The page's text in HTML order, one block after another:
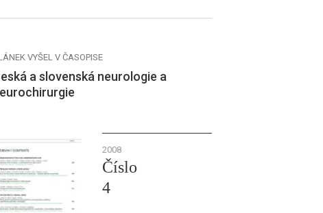
VYŠEL V ČASOPISE
a slovenská neurologie a
2008
Číslo
4